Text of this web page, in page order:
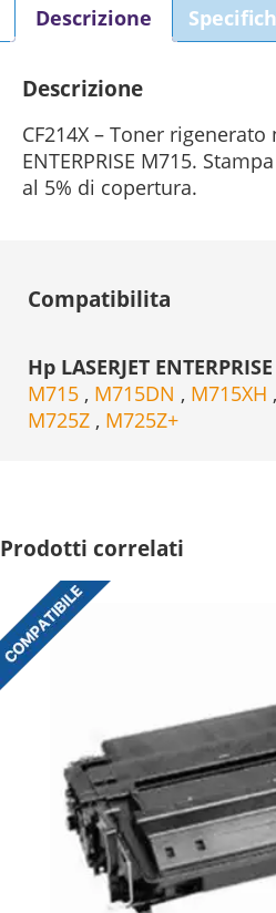
Descrizione
Descrizione
CF214X – Toner rigenerato
ENTERPRISE M715.
al 5% di copertura.
Compatibilita
Hp LASERJET ENTERPRISE
M715 , M715DN , M715XH ,
M725Z , M725Z+
Prodotti correlati